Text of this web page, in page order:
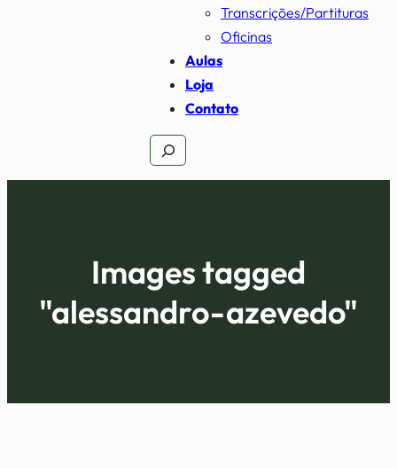
Transcrições/Partituras
Oficinas
Aulas
Loja
Contato
Pesquisar
Images tagged
"alessandro-azevedo"